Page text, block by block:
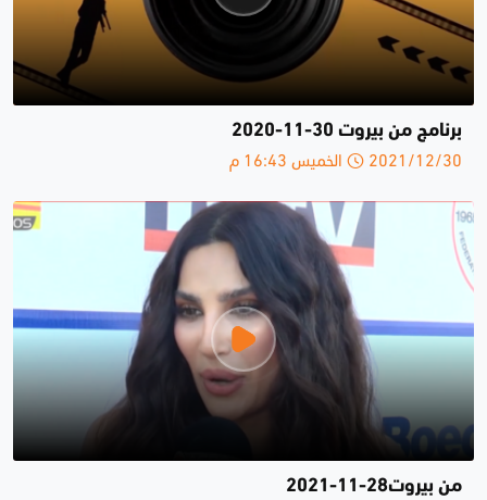
برنامج من بيروت 30-11-2020
2021/12/30 الخميس 16:43 م
من بيروت28-11-2021